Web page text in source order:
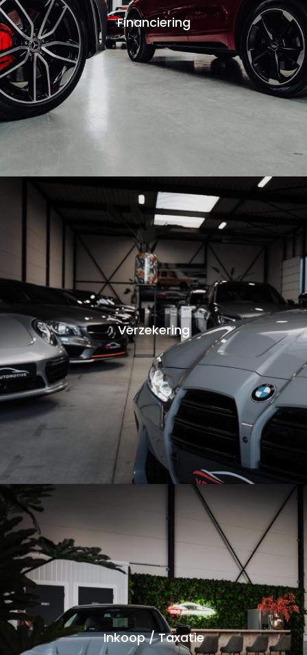
Financiering
Verzekering
Inkoop / Taxatie